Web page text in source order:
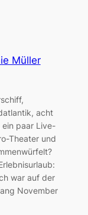
Müller
acht
ein paar Live-
Theater und
war auf der
November